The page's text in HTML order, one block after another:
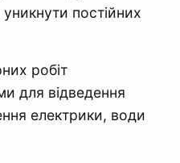
постійних
робіт
для відведення
електрики, води